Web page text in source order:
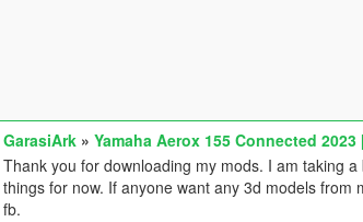
GarasiArk »Yamaha Aerox 155 Connected
Thank you for downloading my mods. I am taking
things for now. If anyone want any 3d models
fb.